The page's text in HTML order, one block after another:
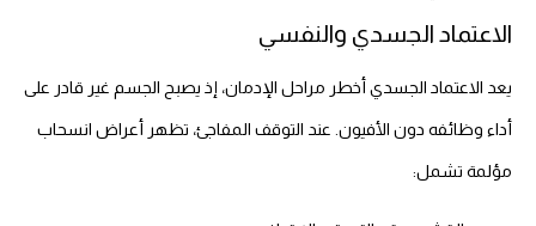
الاعتماد الجسدي والنفسي
يعد الاعتماد الجسدي أخطر مراحل الإدمان، إذ يصبح الجسم غير قادر على
أداء وظائفه دون الأفيون. عند التوقف المفاجئ، تظهر أعراض انسحاب
مؤلمة تشمل: